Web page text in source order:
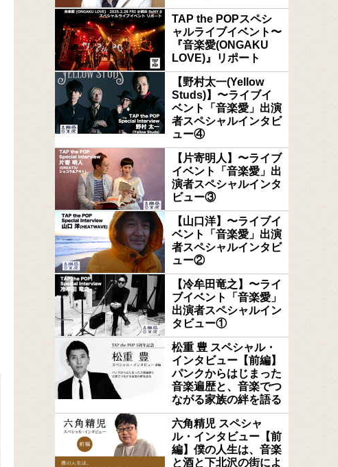
TAP the POPスペシ
ャルライブイベント〜
『音楽愛(ONGAKU
LOVE)』リポート
【野村太一(Yellow
Studs)】〜ライブイ
ベント「音楽愛」出演
者スペシャルインタビ
ュー④
【片寄明人】〜ライブ
イベント「音楽愛」出
演者スペシャルインタ
ビュー③
【山口洋】〜ライブイ
ベント「音楽愛」出演
者スペシャルインタビ
ュー②
【冷牟田竜之】〜ライ
ブイベント「音楽愛」
出演者スペシャルイン
タビュー①
松重 豊 スペシャル・
インタビュー【前編】
パンクからはじまった
音楽遍歴と、音楽でつ
ながる家族の絆を語る
六角精児 スペシャ
ル・インタビュー【前
編】僕の人生は、音楽
と酒と下北沢の街によ